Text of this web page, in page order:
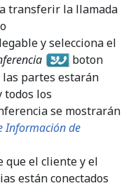
transferir la llamada
y selecciona el
boton
partes estarán
todos los
se mostrarán
Información de
que el cliente y el
están conectados